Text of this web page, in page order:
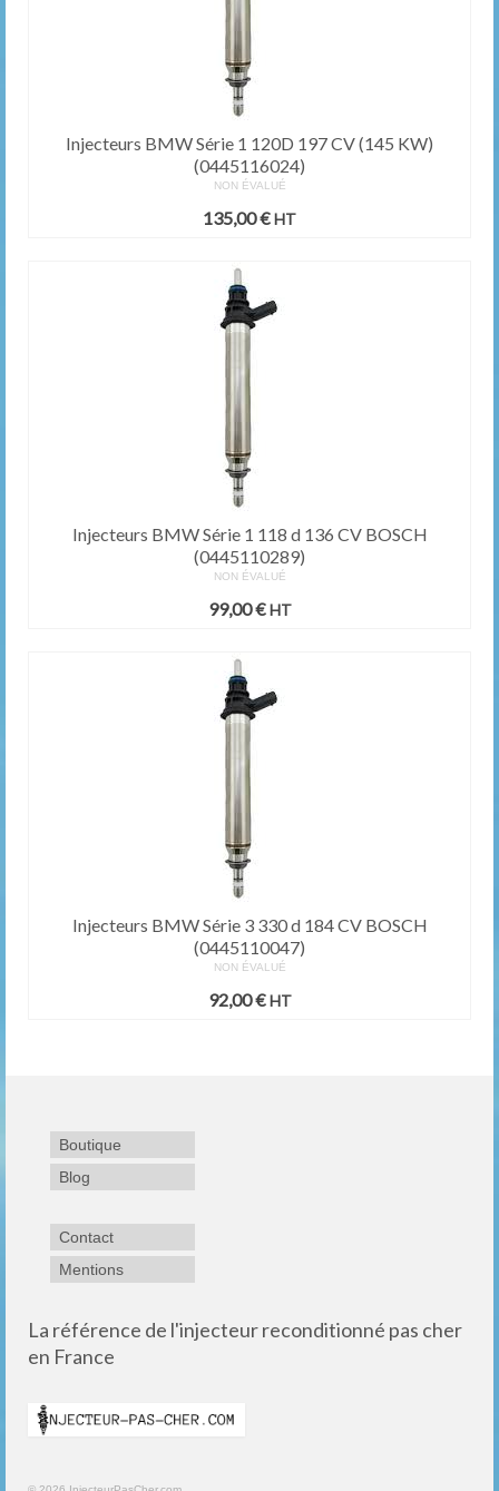
Injecteurs BMW Série 1 120D 197 CV (145 KW)
(0445116024)
NON ÉVALUÉ
135,00€ HT
Injecteurs BMW Série 1 118 d 136 CV BOSCH
(0445110289)
NON ÉVALUÉ
99,00€ HT
Injecteurs BMW Série 3 330 d 184 CV BOSCH
(0445110047)
NON ÉVALUÉ
92,00€ HT
Boutique
Blog
Contact
Mentions
La référence de l'injecteur reconditionné pas cher
en France